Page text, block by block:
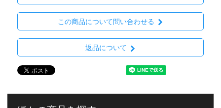
この商品について問い合わせる
返品について